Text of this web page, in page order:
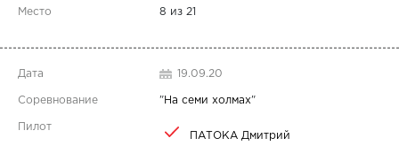
8 из 21
19.09.20
"На семи холмах"
ПАТОКА Дмитрий